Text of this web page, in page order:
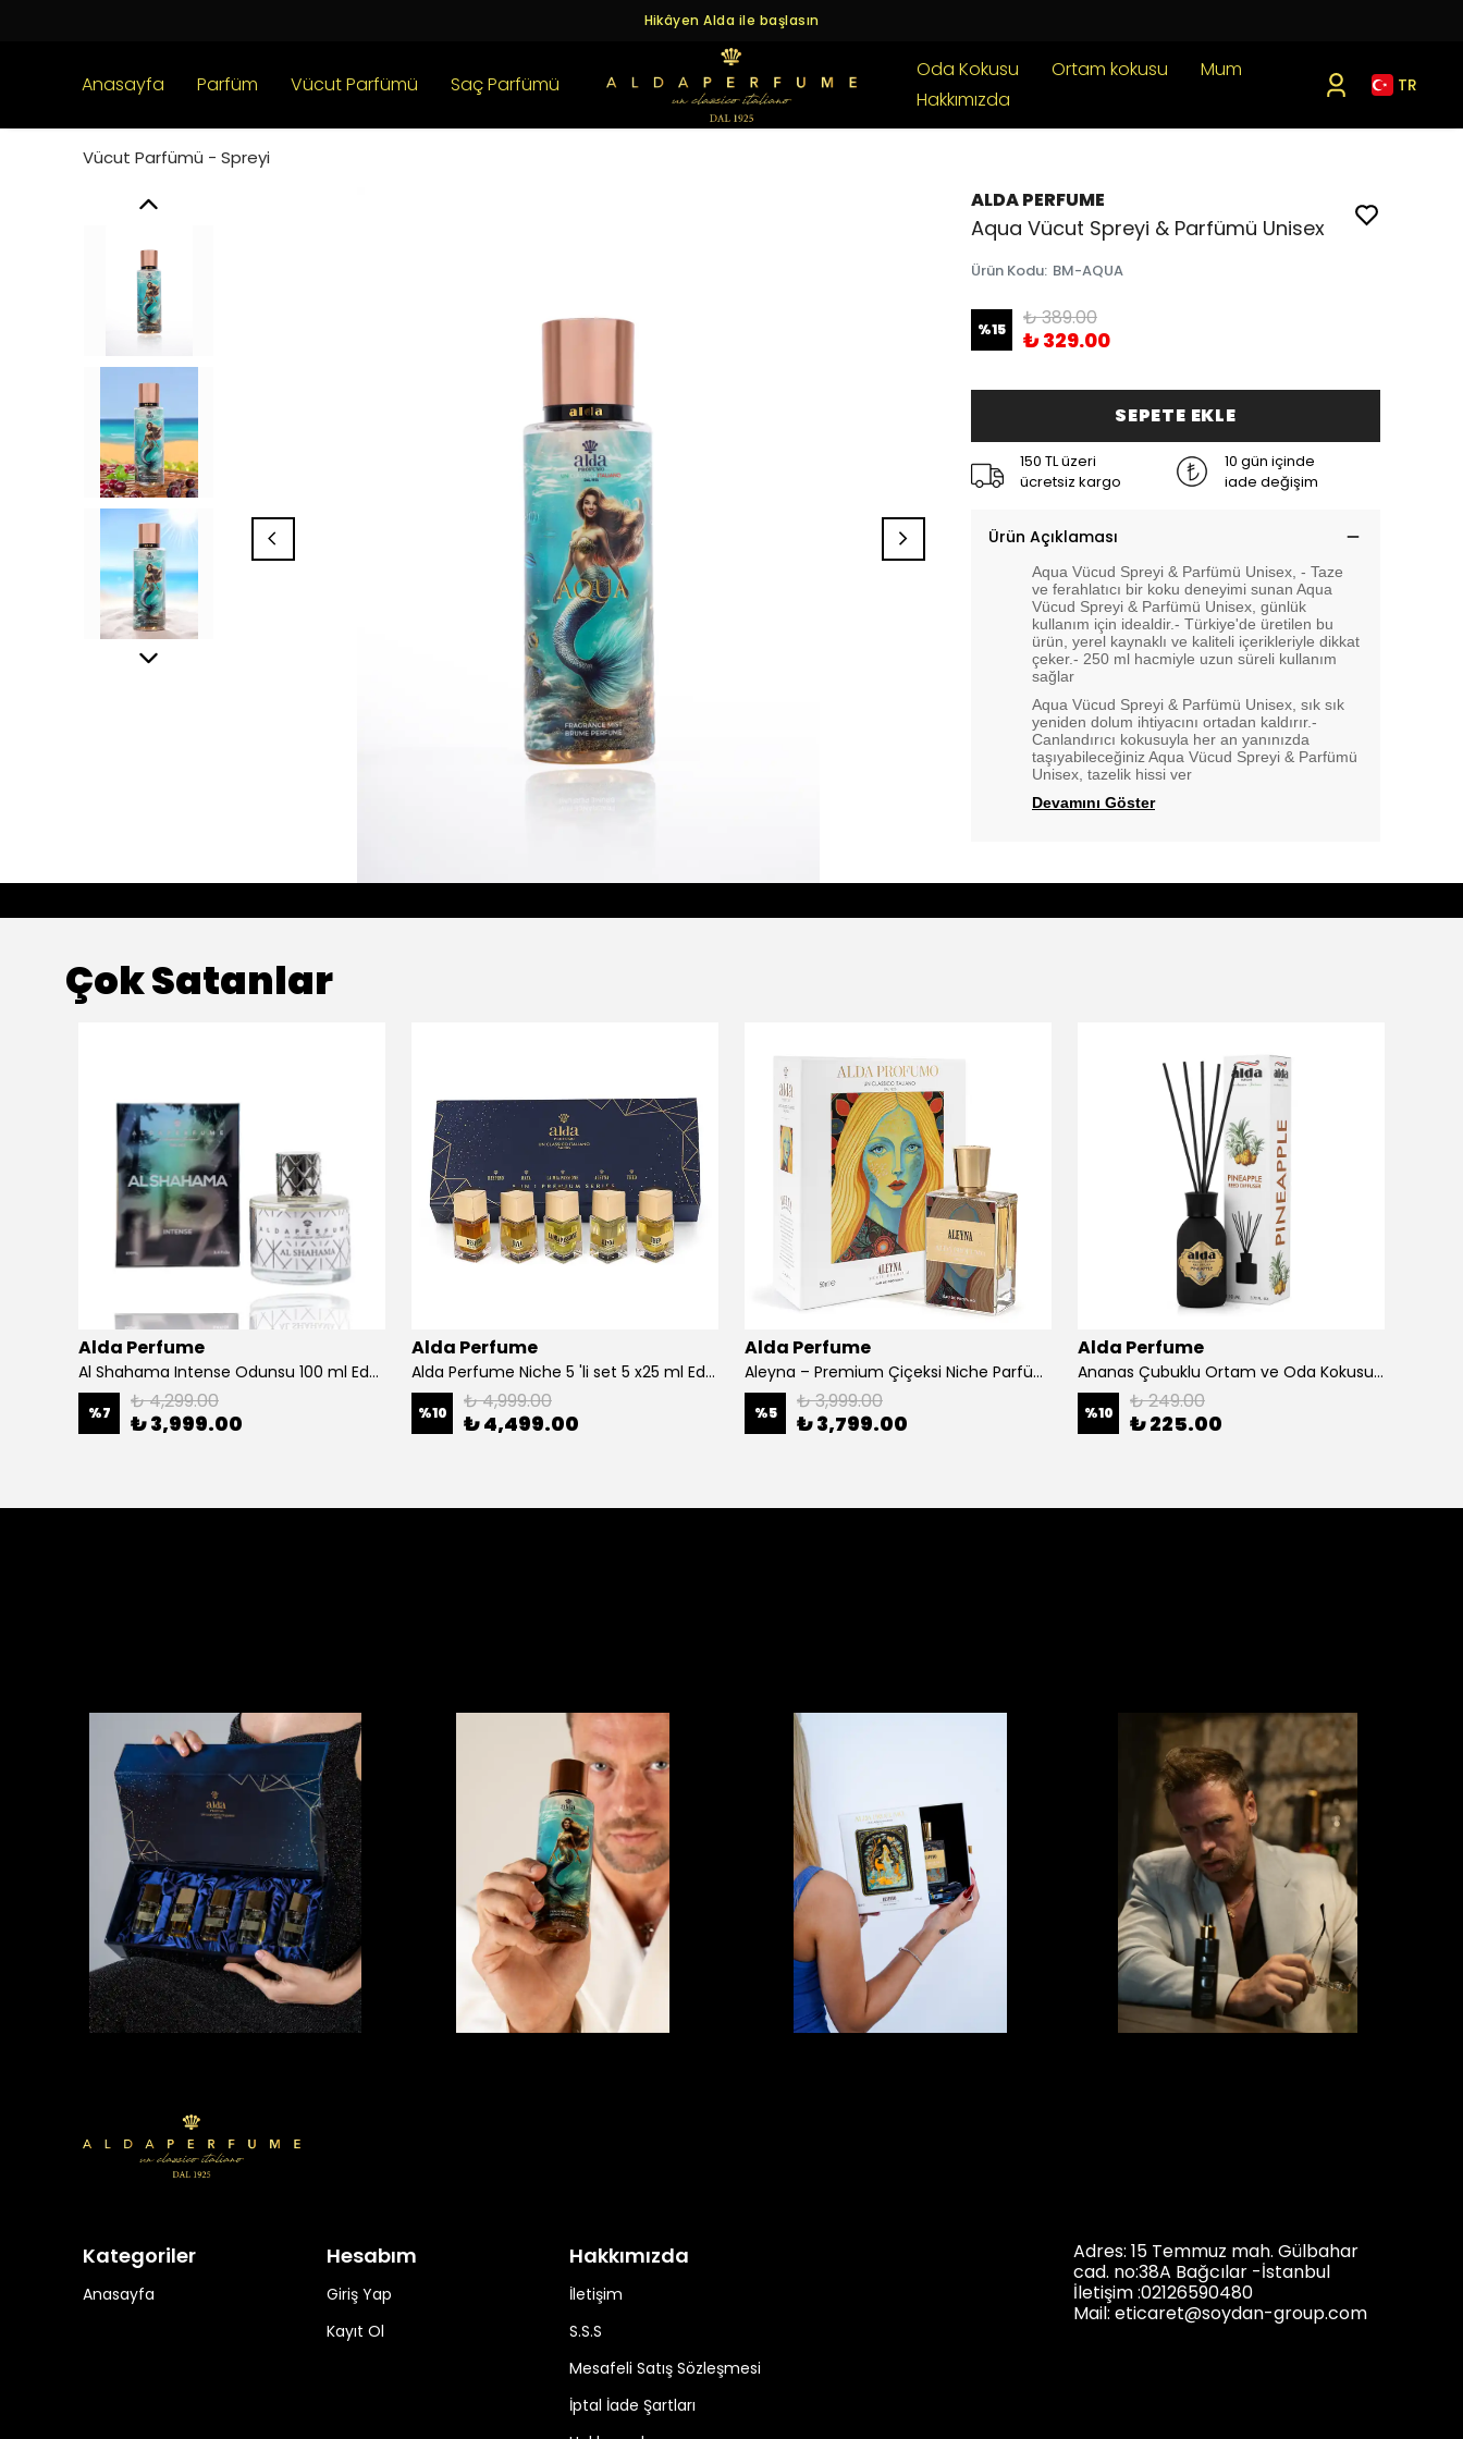
Hikâyen Alda ile başlasın
Anasayfa Parfüm Vücut Parfümü Saç Parfümü
Oda Kokusu Ortam kokusu
Mum
Hakkımızda
TR
Vücut Parfümü - Spreyi
ALDA PERFUME
Aqua Vücut Spreyi & Parfümü Unisex
Ürün Kodu: BM-AQUA
%15 ₺ 389.00
₺ 329.00
SEPETE EKLE
150 TL üzeri
ücretsiz kargo
10 gün içinde
iade değişim
Ürün Açıklaması
Aqua Vücud Spreyi & Parfümü Unisex, - Taze
ve ferahlatıcı bir koku deneyimi sunan Aqua
Vücud Spreyi & Parfümü Unisex, günlük
kullanım için idealdir.- Türkiye'de üretilen bu
ürün, yerel kaynaklı ve kaliteli içerikleriyle dikkat
çeker.- 250 ml hacmiyle uzun süreli kullanım
sağlar
Aqua Vücud Spreyi & Parfümü Unisex, sık sık
yeniden dolum ihtiyacını ortadan kaldırır.-
Canlandırıcı kokusuyla her an yanınızda
taşıyabileceğiniz Aqua Vücud Spreyi & Parfümü
Unisex, tazelik hissi ver
Devamını Göster
Çok Satanlar
Alda Perfume
Al Shahama Intense Odunsu 100 ml Edp Unisex Parfüm
%7 ₺ 4,299.00
₺ 3,999.00
Alda Perfume
Alda Perfume Niche 5 'li set 5 x25 ml Edp Parfüm
%10 ₺ 4,999.00
₺ 4,499.00
Alda Perfume
Aleyna – Premium Çiçeksi Niche Parfüm 50 ml Unisex
%5 ₺ 3,999.00
₺ 3,799.00
Alda Perfume
Ananas Çubuklu Ortam ve Oda Kokusu 110 ml
%10 ₺ 249.00
₺ 225.00
Kategoriler
Anasayfa
Hesabım
Giriş Yap
Kayıt Ol
Hakkımızda
İletişim
S.S.S
Mesafeli Satış Sözleşmesi
İptal İade Şartları
Adres: 15 Temmuz mah. Gülbahar
cad. no:38A Bağcılar -İstanbul
İletişim :02126590480
Mail: eticaret@soydan-group.com